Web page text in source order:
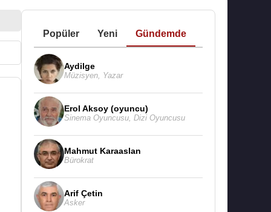
Popüler Yeni Gündemde
Aydilge
Müzisyen, Yazar
Erol Aksoy (oyuncu)
Sinema Oyuncusu, Dizi Oyuncusu
Mahmut Karaaslan
Bürokrat
Arif Çetin
Asker